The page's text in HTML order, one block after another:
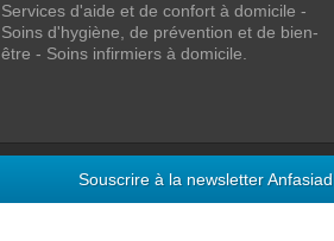
Services d'aide et de confort à domicile -
Soins d'hygiène, de prévention et de bien-
être - Soins infirmiers à domicile.
DragonWeb-Agency
Souscrire à la newsletter Anfasiad